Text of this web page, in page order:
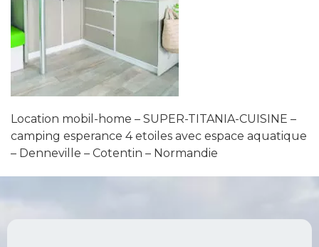
Location mobil-home – SUPER-TITANIA-CUISINE –
camping esperance 4 etoiles avec espace aquatique
– Denneville – Cotentin – Normandie